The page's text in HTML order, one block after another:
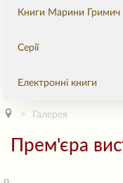
Книги Марини Гримич
Серії
Електронні книги
Галерея
Прем'єра